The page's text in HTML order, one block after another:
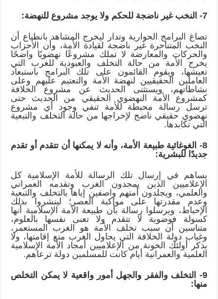
7- النخب غير ناضجة للحكم ولا يوجد مشروع للنهضة:
تصاغ البرامج الحوارية وتدار ليخرج المشاهد بانطباع أن
النخب المتناحرة غير ناضجة لقيادة الأمة، وأن الأحزاب
والحركات والمعارضة لا تملك مشروعًا نهضويًا واضحًا
يخرج الأمة من حالة التخلف والعبودية للغرب التي
تعيشها، ويقوم القائمون على تلك البرامج باستبعاد
العاملين الحقيقيين لنهضة الأمة والتعتيم عليهم وعلى
نشاطاتهم، ويستثنى الحديث عن مشروع الخلافة
كمشروع الأمة النهضوي الحقيقي من الحديث حتى
ترسل رسالة محبطة للأمة تنفي وجود أي مشروع
نهضوي حقيقي ناضج لإخراجها من حالة التخلف والتبعية
التي تكابدها.
8- الغوغائية طبيعة الأمة، وأنه لا يمكنها أن تتقدم أو تقدم
جديدًا للبشرية:
يساهم في إرسال تلك الرسالة للأمة الإسلامية كل
الإعلاميين الذين يمجدون الغرب وتقدمه العمراني
والعلمي، ويجلدون أمتهم واصفين إياها بالتخلف والتبعية
وعدم مقدرتها على مواكبة العصر؛ لينشروا بذلك
الإحباط، ويرسلوا رسالة بأن طبيعة الأمة الإسلامية أنها
كسولة فوضوية لا تتقدم ولا تعنى نفسها بالعلوم،
متناسين أن سبب تخلف الأمة هو الغرب المستعمر،
وغياب دولة الخلافة التي يحاول الغرب منع إقامتها، ولا
يذكر أولئك الخونة من الإعلاميين أمجاد الأمة الإسلامية
العلمية والعمرانية أيام كانت للمسلمين دولة ترعاهم.
9- التخلف والفقر والجهل أمور واقعية لا يمكن التخلص
منها: